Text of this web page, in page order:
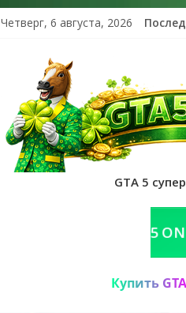
Четверг, 6 августа, 2026
GTA 5 супер
КУПИТЬ GTA 5 ONLINE
Купить